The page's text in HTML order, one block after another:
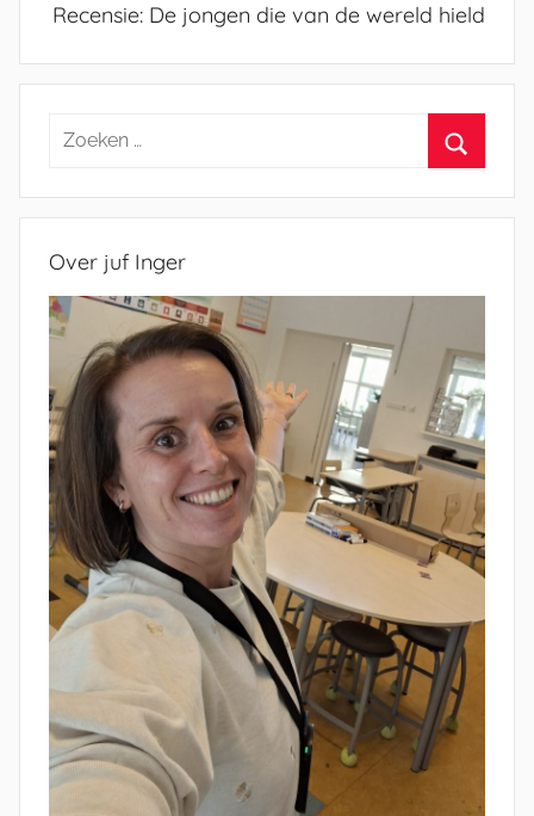
Recensie: De jongen die van de wereld hield
Zoeken
Over juf Inger